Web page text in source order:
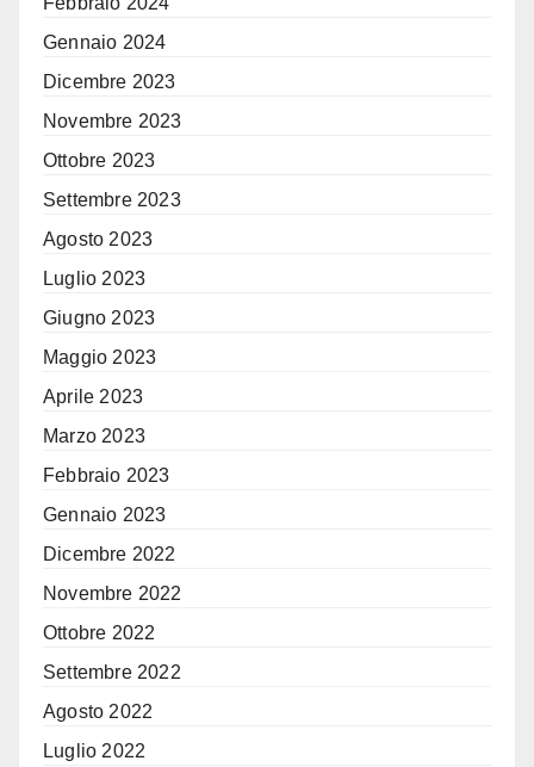
Gennaio 2024
Dicembre 2023
Novembre 2023
Ottobre 2023
Settembre 2023
Agosto 2023
Luglio 2023
Giugno 2023
Maggio 2023
Aprile 2023
Marzo 2023
Febbraio 2023
Gennaio 2023
Dicembre 2022
Novembre 2022
Ottobre 2022
Settembre 2022
Agosto 2022
Luglio 2022